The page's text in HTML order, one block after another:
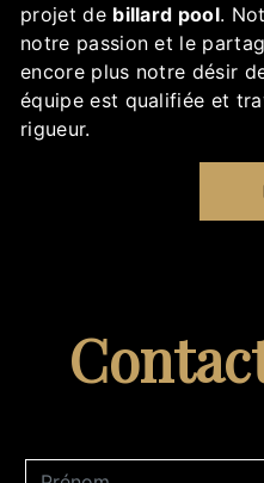
projet de billard pool.
notre passion et le
encore plus notre désir
équipe est qualifiée et
rigueur.